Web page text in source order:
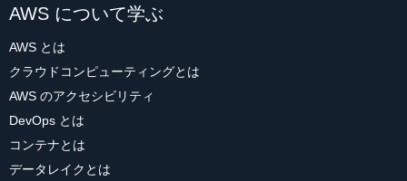
AWS について学ぶ
AWS とは
クラウドコンピューティングとは
AWS のアクセシビリティ
DevOps とは
コンテナとは
データレイクとは